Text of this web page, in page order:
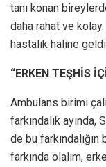
tanı konan
daha rahat ve
hastalık haline
“ERKEN TEŞHİS
Ambulans birimi
farkındalık ayında,
de bu
farkında olalım,